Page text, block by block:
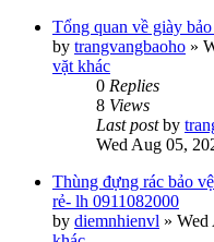
Tổng quan về giày
by trangvangbaoho »
vặt khác
0 Replies
8 Views
Last postby
Wed Aug 05,
Thùng đựng rác bảo
rẻ- lh 0911082000
by diemnhienvl » Wed